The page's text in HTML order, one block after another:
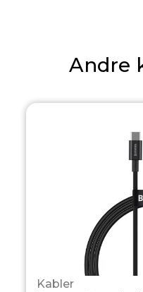
Andre
Kabler